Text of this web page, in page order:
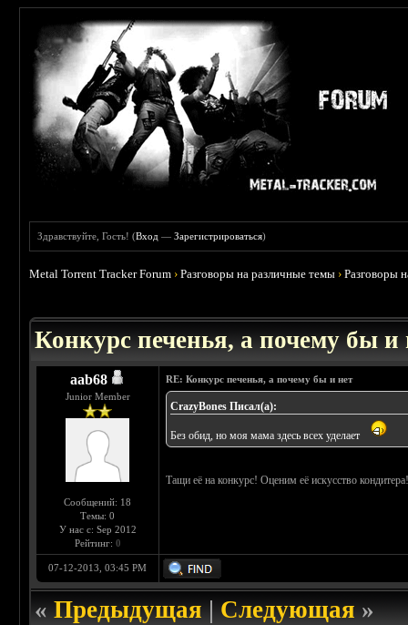
Здравствуйте, Гость! (Вход —Зарегистрироваться)
Metal Torrent Tracker Forum ›Разговоры на различные темы ›Разговоры
Конкурс печенья, а почему бы и
aab68
Junior Member
Сообщений: 18
Темы: 0
У нас с: Sep 2012
Рейтинг: 0
RE: Конкурс печенья, а почему бы и нет
CrazyBones Писал(а):
Без обид, но моя мама здесь всех уделает
Тащи её на конкурс! Оценим её искусство
07-12-2013, 03:45 PM
«Предыдущая|Следующая»